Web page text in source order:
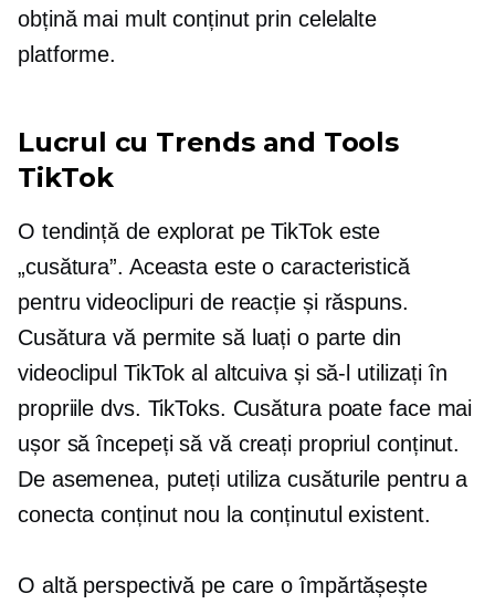
obțină mai mult conținut prin celelalte
platforme.
Lucrul cu Trends and Tools
TikTok
O tendință de explorat pe TikTok este
„cusătura”. Aceasta este o caracteristică
pentru videoclipuri de reacție și răspuns.
Cusătura vă permite să luați o parte din
videoclipul TikTok al altcuiva și să-l utilizați în
propriile dvs. TikToks. Cusătura poate face mai
ușor să începeți să vă creați propriul conținut.
De asemenea, puteți utiliza cusăturile pentru a
conecta conținut nou la conținutul existent.
O altă perspectivă pe care o împărtășește